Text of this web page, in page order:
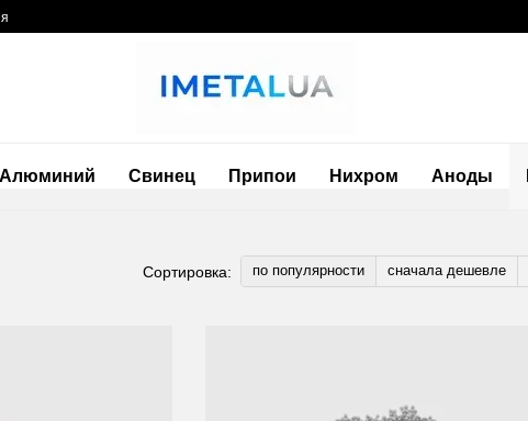
Алюминий Свинец Припои Нихром Аноды
Сортировка: по популярности сначала дешевле